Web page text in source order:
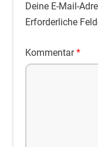
Deine E-Mail-
Erforderliche
Kommentar*